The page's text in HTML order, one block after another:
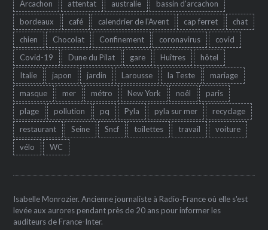
Arcachon attentat australie
bassin d'arcachon
bordeaux
café calendrier de l'Avent cap ferret
chat
chien
Chocolat Confinement coronavirus
covid
Covid-19
Dune du Pilat gare Huîtres
hôtel
Italie
japon jardin Larousse la Teste
mariage
masque
mer métro New York noêl
paris
plage
pollution pq Pyla pyla sur mer
recyclage
restaurant
Seine Sncf toilettes travail
voiture
vélo
WC
Isabelle Monrozier. Ancienne journaliste à Radio-France où elle s'est
levée aux aurores pendant près de 20 ans pour informer les
auditeurs de France-Inter.